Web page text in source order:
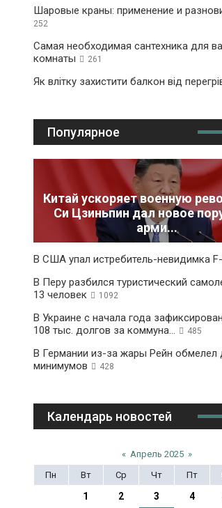
Шаровые краны: применение и
252
Самая необходимая сантехника для
комнаты
261
Як влітку захистити балкон від
Популярное
Китай ускоряет военную
Си Цзиньпин дал новое
арми...
В США упал истребитель-невидимка
В Перу разбился туристический
13 человек
1092
В Украине с начала года
108 тыс. долгов за коммуна...
485
В Германии из-за жары Рейн обмелел
минимумов
428
Календарь новостей
« Апрель 2025 »
Пн
Вт Ср Чт Пт
1 2 3 4